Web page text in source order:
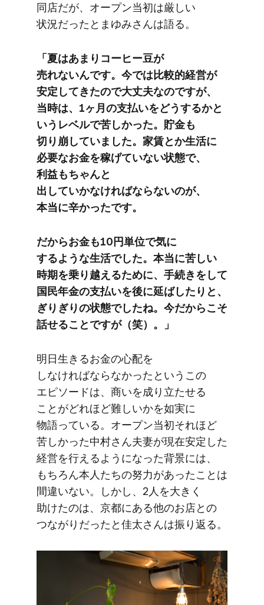
同店だが、​オープン当初は​厳しい​
状況だった​とまゆみさんは​語る。
「夏は​あまり​コーヒー豆が​
売れないんです。​今では​比較的経営が​
安定してきたので​大丈夫なのですが、​
当時は、​1ヶ月の​支払いを​どうするかと​
いう​レベルで​苦しかった。​貯金も​
切り崩していました。​家賃とか​生活に​
必要な​お金を​稼げていない​状態で、​
利益もちゃんと​
出していかなければならないのが、​
本当に​辛かったです。
だから​お金も​10円単位で​気に​
するような​生活でした。​本当に​苦しい​
時期を​乗り越える​ために、​手続きを​して​
国民年金の​支払いを​後に​延ばしたりと、​
ぎりぎりの​状態でしたね。​今だから​こそ​
話せる​ことですが​（笑）。」
明日​生きる​お金の​心配を​
しなければならなかったと​いう​この​
エピソードは、​商いを​成り立たせる​
ことが​どれほど​難しいかを​如実に​
物語っている。​オープン当初それほど​
苦しかった​中村さん​夫妻が​現在安定した​
経営を​行えるようになった​背景には、​
もちろん本人たちの​努力が​あった​ことは​
間違いない。​しかし、​2人を​大きく​
助けたのは、​京都に​ある​他の​お店との​
つながりだったと​佳太さんは​振り返る。